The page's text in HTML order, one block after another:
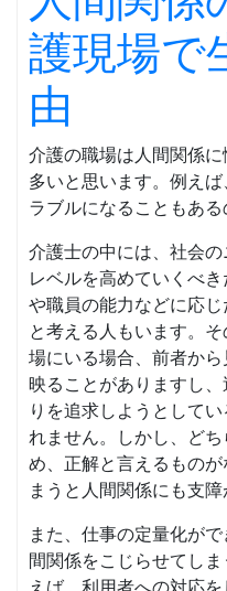
護現場で
由
介護の職場は人間関係
多いと思います。例え
ラブルになることもある
介護士の中には、社会
レベルを高めていくべ
や職員の能力などに応
と考える人もいます。
場にいる場合、前者か
映ることがありますし
りを追求しようとして
れません。しかし、ど
め、正解と言えるもの
まうと人間関係にも支障
また、仕事の定量化が
間関係をこじらせてし
えば、利用者への対応